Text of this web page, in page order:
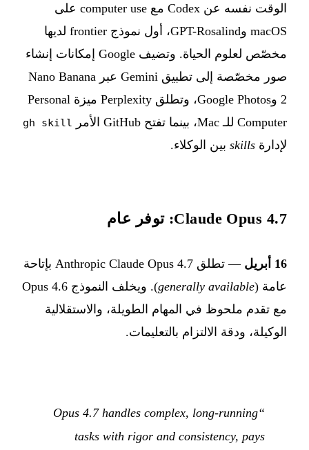
الوقت نفسه عن Codex مع computer use على
macOS وGPT-Rosalind، أول نموذج frontier لديها
مخصّص لعلوم الحياة. وتضيف Google إمكانات إنشاء
صور مخصّصة إلى تطبيق Gemini عبر Nano Banana
2 وGoogle Photos، وتطلق Perplexity ميزة Personal
Computer للـ Mac، بينما تفتح GitHub الأمر
gh skill
لإدارة skills بين الوكلاء.
Claude Opus 4.7: توفر عام
16 أبريل
— تطلق Anthropic Claude Opus 4.7 بإتاحة
عامة (generally available
). ويخلف النموذج Opus 4.6
مع تقدم ملحوظ في المهام الطويلة، والاستقلالية
الوكيلة، ودقة الالتزام بالتعليمات.
“Opus 4.7 handles complex, long-running
tasks with rigor and consistency, pays